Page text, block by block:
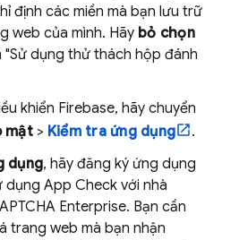
định các miền mà bạn lưu trữ
web của mình. Hãy bỏ chọn
"Sử dụng thử thách hộp đánh
khiển Firebase, hãy chuyển
mật> Kiểm tra ứng dụng
.
dụng, hãy đăng ký ứng dụng
dụng App Check với nhà
Enterprise. Bạn cần
trang web mà bạn nhận